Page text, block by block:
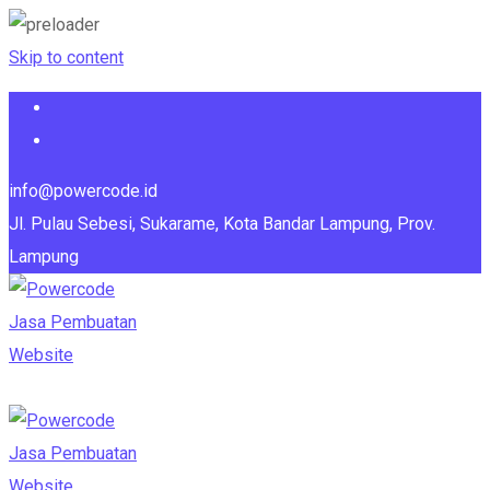
Skip to content
info@powercode.id
Jl. Pulau Sebesi, Sukarame, Kota Bandar Lampung, Prov.
Lampung